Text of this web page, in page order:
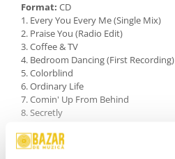
Format: CD
1. Every You Every Me (Single Mix)
2. Praise You (Radio Edit)
3. Coffee & TV
4. Bedroom Dancing (First Recording)
5. Colorblind
6. Ordinary Life
7. Comin' Up From Behind
8. Secretly
10. You Could Make A Killing
11. Addictive